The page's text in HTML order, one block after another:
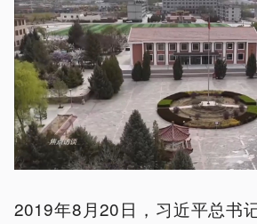
2019年8月20日，习近平总书